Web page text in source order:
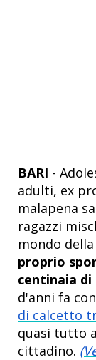
BARI -
adulti, ex
malapena
ragazzi
mondo della
proprio
centinaia di
d'anni fa
di calcetto
quasi tutto
cittadino.